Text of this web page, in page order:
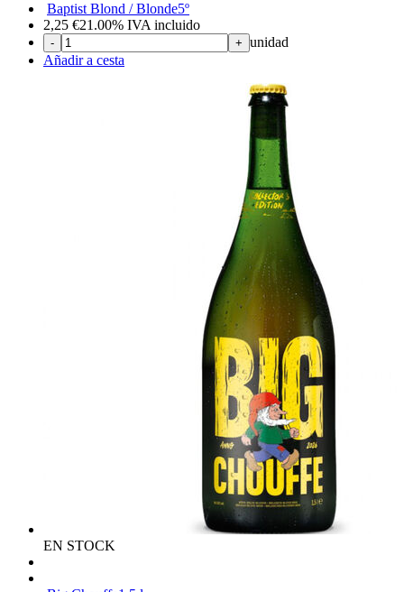
Baptist Blond / Blonde5º
2,25 €21.00% IVA incluido
- + unidad
Añadir a cesta
EN STOCK